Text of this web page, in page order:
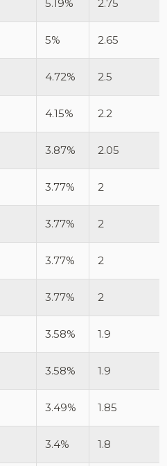
5.19% 2.75
5% 2.65
4.72% 2.5
4.15% 2.2
3.87% 2.05
3.77% 2
3.77% 2
3.77% 2
3.77% 2
3.58% 1.9
3.58% 1.9
3.49% 1.85
3.4% 1.8